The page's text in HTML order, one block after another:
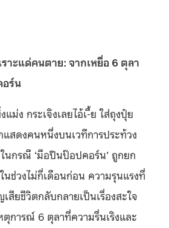
าะแด่คนตาย: จากเหยื่อ 6 ตุลา
ร์น
แม่ง กระเจิงเลยไอ้เ-ี้ย ใส่ถุงปุ๋ย
สดงคนหนึ่งบนเวทีการประท้วง
นกรณี ‘มือปืนป๊อปคอร์น’ ถูกยก
ช่วงไม่กี่เดือนก่อน ความรุนแรงที่
เสียชีวิตกลับกลายเป็นเรื่องสะใจ
การณ์ 6 ตุลาที่ความรื่นเริงและ